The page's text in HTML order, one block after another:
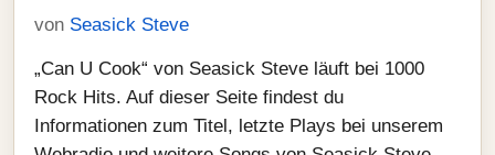
von Seasick Steve
„Can U Cook“ von Seasick Steve läuft bei 1000
Rock Hits. Auf dieser Seite findest du
Informationen zum Titel, letzte Plays bei unserem